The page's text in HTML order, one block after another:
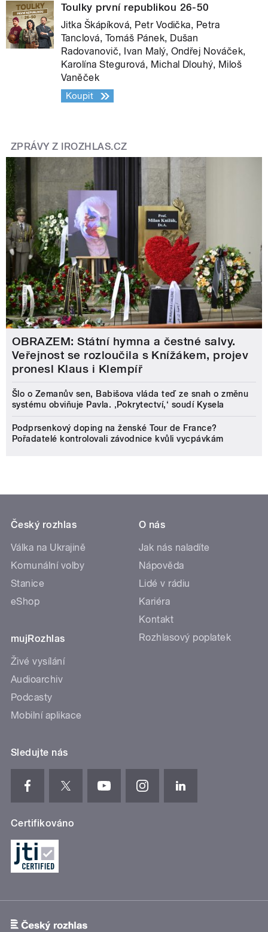
Toulky první republikou 26-50
Jitka Škápíková, Petr Vodička, Petra
Tanclová, Tomáš Pánek, Dušan
Radovanovič, Ivan Malý, Ondřej Nováček,
Karolína Stegurová, Michal Dlouhý, Miloš
Vaněček
Koupit
ZPRÁVY Z IROZHLAS.CZ
OBRAZEM: Státní hymna a čestné salvy.
Veřejnost se rozloučila s Knížákem, projev
pronesl Klaus i Klempíř
Šlo o Zemanův sen, Babišova vláda teď ze snah o změnu
systému obviňuje Pavla. ‚Pokrytectví,‘ soudí Kysela
Podprsenkový doping na ženské Tour de France?
Pořadatelé kontrolovali závodnice kvůli vycpávkám
Český rozhlas
Válka na Ukrajině
Komunální volby
Stanice
eShop
mujRozhlas
Živé vysílání
Audioarchiv
Podcasty
Mobilní aplikace
O nás
Jak nás naladíte
Nápověda
Lidé v rádiu
Kariéra
Kontakt
Rozhlasový poplatek
Sledujte nás
Certifikováno